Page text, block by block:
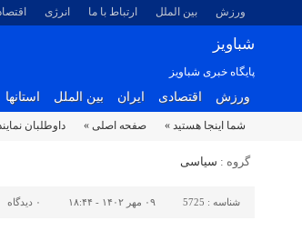
ورزش بین الملل ارتباط با ما انرژی
شباویز
پایگاه خبری شباویز
ورزش اقتصادی ایران بین الملل استانها
شما اینجا هستید » صفحه اصلی » داوطلبان
گروه : سیاسی
شناسه : 5725 ۰۹ مهر ۱۴۰۲ - ۱۸:۴۴ ۰ دیدگاه